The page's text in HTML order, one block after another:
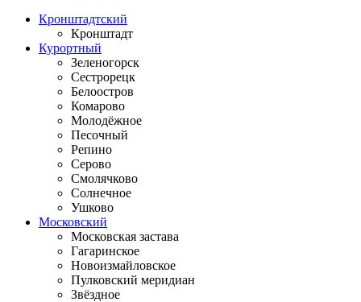
Кронштадтский
Кронштадт
Курортный
Зеленогорск
Сестрорецк
Белоостров
Комарово
Молодёжное
Песочный
Репино
Серово
Смолячково
Солнечное
Ушково
Московский
Московская застава
Гагаринское
Новоизмайловское
Пулковский меридиан
Звёздное